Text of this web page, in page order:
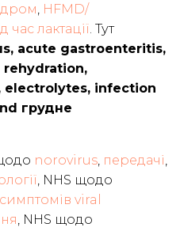
, HFMD/
час лактації. Тут
acute gastroenteritis,
rehydration,
electrolytes, infection
грудне
norovirus, передачі,
, NHS щодо
симптомів viral
, NHS щодо